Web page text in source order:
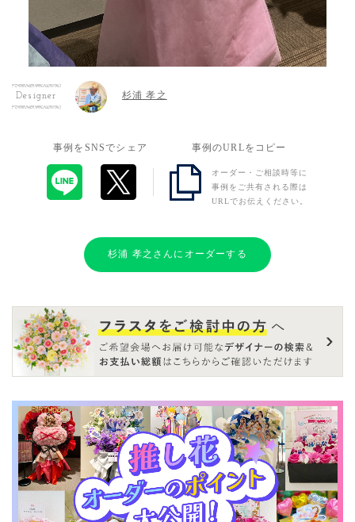
Designer 杉浦 孝之
事例をSNSでシェア 事例のURLをコピー
オーダー・ご相談時等に
事例をご共有される際は
URLでお伝えください。
杉浦 孝之さんにオーダーする